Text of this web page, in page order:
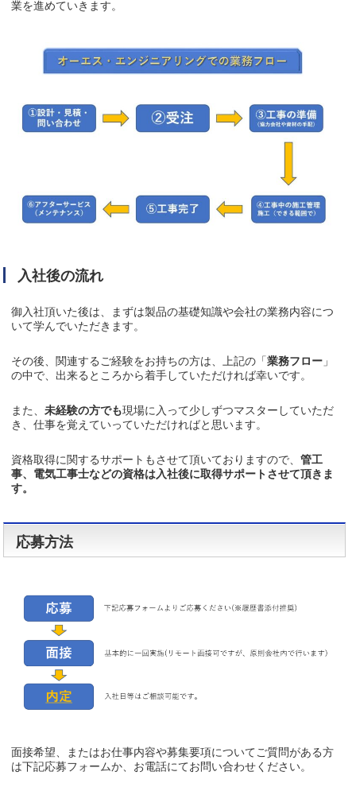
業を進めていきます。
入社後の流れ
御入社頂いた後は、まずは製品の基礎知識や会社の業務内容につ
いて学んでいただきます。
その後、関連するご経験をお持ちの方は、上記の「業務フロー 」
の中で、出来るところから着手していただければ幸いです。
また、未経験の方でも現場に入って少しずつマスターしていただ
き、仕事を覚えていっていただければと思います。
資格取得に関するサポートもさせて頂いておりますので、管工
事、電気工事士などの資格は入社後に取得サポートさせて頂きま
す。
応募方法
面接希望、またはお仕事内容や募集要項についてご質問がある方
は下記応募フォームか、お電話にてお問い合わせください。